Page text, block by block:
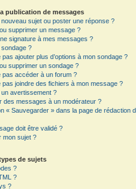
publication de messages
sujet ou poster une réponse ?
supprimer un message ?
signature à mes messages ?
?
pas ajouter plus d’options à mon sondage ?
supprimer un sondage ?
pas accéder à un forum ?
pas joindre des fichiers à mon message ?
avertissement ?
des messages à un modérateur ?
« Sauvegarder » dans la page de rédaction
doit être validé ?
mon sujet ?
de sujets
?
?
?